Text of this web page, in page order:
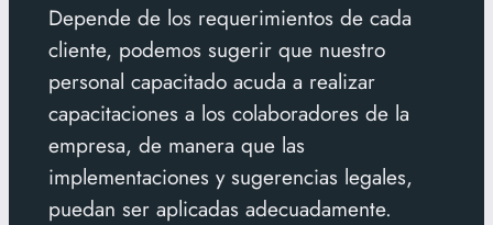
Depende de los requerimientos de cada
cliente, podemos sugerir que nuestro
personal capacitado acuda a realizar
capacitaciones a los colaboradores de la
empresa, de manera que las
implementaciones y sugerencias legales,
puedan ser aplicadas adecuadamente.